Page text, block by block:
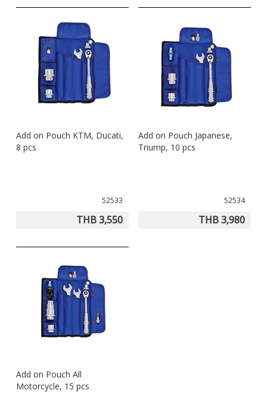
Add on Pouch KTM, Ducati,
8 pcs
52533
THB 3,550
Add on Pouch Japanese,
Triump, 10 pcs
52534
THB 3,980
Add on Pouch All
Motorcycle, 15 pcs